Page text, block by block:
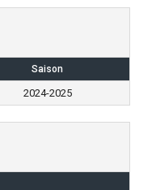
Saison
2024-2025